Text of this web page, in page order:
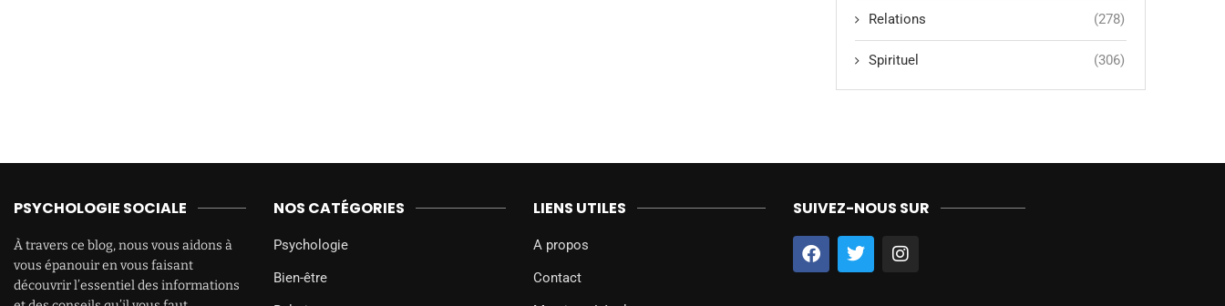
Relations (278)
Spirituel (306)
PSYCHOLOGIE SOCIALE
À travers ce blog, nous vous aidons à
vous épanouir en vous faisant
découvrir l’essentiel des informations
NOS CATÉGORIES
Psychologie
Bien-être
LIENS UTILES
A propos
Contact
SUIVEZ-NOUS SUR